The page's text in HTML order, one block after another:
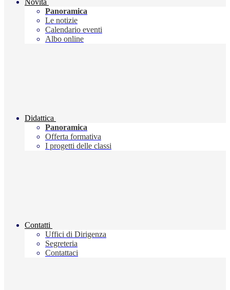
Novità
Panoramica
Le notizie
Calendario eventi
Albo online
Didattica
Panoramica
Offerta formativa
I progetti delle classi
Contatti
Uffici di Dirigenza
Segreteria
Contattaci